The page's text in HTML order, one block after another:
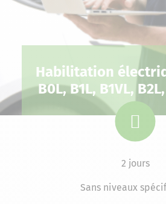
Habilitation
B0L, B1L, B1VL,
2 jours
Sans niveaux